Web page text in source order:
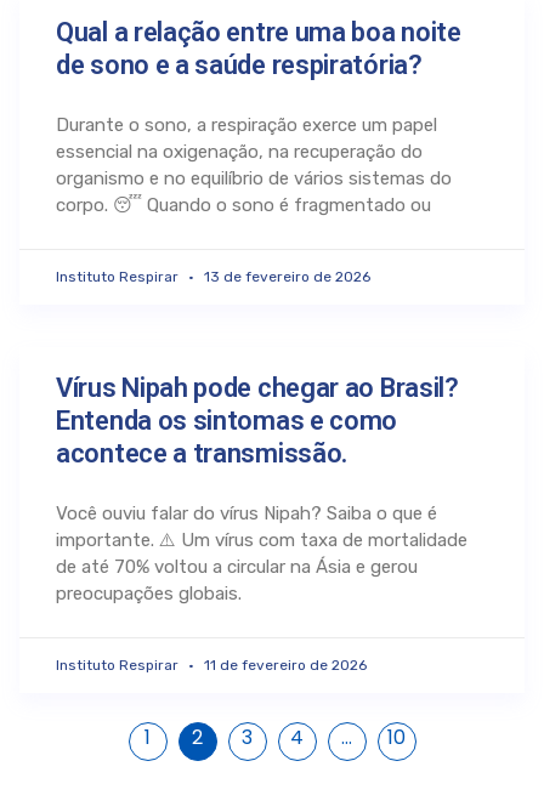
Qual a relação entre uma boa noite
de sono e a saúde respiratória?
Durante o sono, a respiração exerce um papel
essencial na oxigenação, na recuperação do
organismo e no equilíbrio de vários sistemas do
corpo. 😴 Quando o sono é fragmentado ou
Instituto Respirar 13 de fevereiro de 2026
Vírus Nipah pode chegar ao Brasil?
Entenda os sintomas e como
acontece a transmissão.
Você ouviu falar do vírus Nipah? Saiba o que é
importante. ⚠️ Um vírus com taxa de mortalidade
de até 70% voltou a circular na Ásia e gerou
preocupações globais.
Instituto Respirar 11 de fevereiro de 2026
1 2 3 4 … 10